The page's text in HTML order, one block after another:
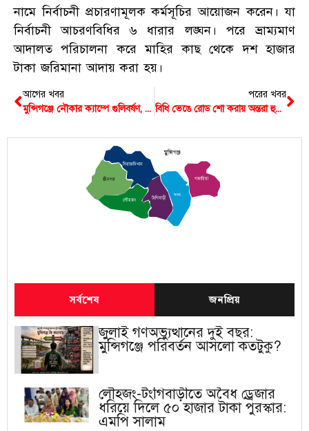
নামে নির্বাচনী প্রচারণামূলক কর্মসূচির আয়োজন করেন। যা
নির্বাচনী আচরণবিধির ৬ ধারার লঙ্ঘন। পরে ভ্রাম্যমাণ
আদালত পরিচালনা করে মাহির কাছ থেকে দশ হাজার
টাকা জরিমানা আদায় করা হয়।
আগের খবর
মুন্সিগঞ্জে নৌকার ক্যাম্পে গুলিবর্ষণ, ছাত্রলীগ নেতাকে প্রধান আসামি করে মামলা
পরের খবর
বিধি ভেঙে রোড শো করায় অন্তরা হুদাকে জরিমানা
শ্রীনগর
সিরাজদিখান
টংগিবাড়ী
সদর
গজারিয়া
লৌহজং
মুন্সিগঞ্জ
সর্বশেষ জনপ্রিয়
জুলাই গণঅভ্যুত্থানের দুই বছর:
মুন্সিগঞ্জে পরিবর্তন আসলো কতটুকু?
লৌহজং-টংগিবাড়ীতে অবৈধ ড্রেজার
ধরিয়ে দিলে ৫০ হাজার টাকা পুরস্কার:
এমপি সালাম